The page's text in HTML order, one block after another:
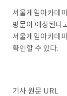
서울게임아카데
방문이 예상된다
서울게임아카데
확인할 수 있다.
기사 원문 URL